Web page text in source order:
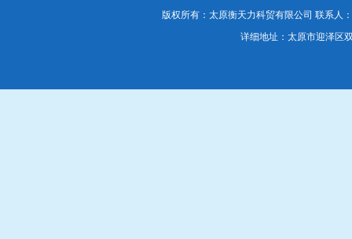
版权所有：太原衡天力科贸有限公司 联系人：
详细地址：太原市迎泽区